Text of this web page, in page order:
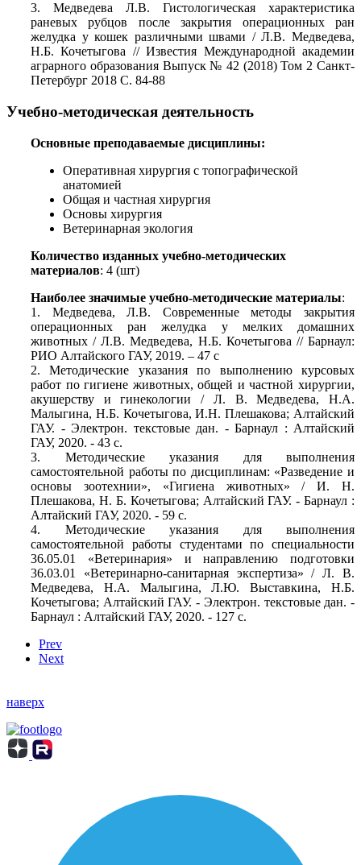
3. Медведева Л.В. Гистологическая характеристика
раневых рубцов после закрытия операционных ран
желудка у кошек различными швами / Л.В. Медведева,
Н.Б. Кочетыгова // Известия Международной академии
аграрного образования Выпуск № 42 (2018) Том 2 Санкт-
Петербург 2018 С. 84-88
Учебно-методическая деятельность
Основные преподаваемые дисциплины:
Оперативная хирургия с топографической
анатомией
Общая и частная хирургия
Основы хирургия
Ветеринарная экология
Количество изданных учебно-методических
материалов: 4 (шт)
Наиболее значимые учебно-методические материалы:
1. Медведева, Л.В. Современные методы закрытия
операционных ран желудка у мелких домашних
животных / Л.В. Медведева, Н.Б. Кочетыгова // Барнаул:
РИО Алтайского ГАУ, 2019. – 47 с
2. Методические указания по выполнению курсовых
работ по гигиене животных, общей и частной хирургии,
акушерству и гинекологии / Л. В. Медведева, Н.А.
Малыгина, Н.Б. Кочетыгова, И.Н. Плешакова; Алтайский
ГАУ. - Электрон. текстовые дан. - Барнаул : Алтайский
ГАУ, 2020. - 43 с.
3. Методические указания для выполнения
самостоятельной работы по дисциплинам: «Разведение и
основы зоотехнии», «Гигиена животных» / И. Н.
Плешакова, Н. Б. Кочетыгова; Алтайский ГАУ. - Барнаул :
Алтайский ГАУ, 2020. - 59 с.
4. Методические указания для выполнения
самостоятельной работы студентами по специальности
36.05.01 «Ветеринария» и направлению подготовки
36.03.01 «Ветеринарно-санитарная экспертиза» / Л. В.
Медведева, Н.А. Малыгина, Л.Ю. Выставкина, Н.Б.
Кочетыгова; Алтайский ГАУ. - Электрон. текстовые дан. -
Барнаул : Алтайский ГАУ, 2020. - 127 с.
Prev
Next
наверх